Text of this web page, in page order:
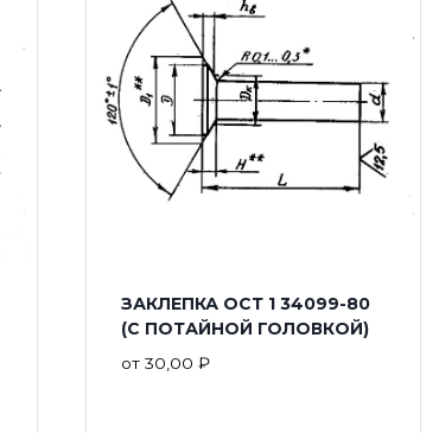
ЗАКЛЕПКА ОСТ 1 34099-80
(С ПОТАЙНОЙ ГОЛОВКОЙ)
от 30,00 ₽